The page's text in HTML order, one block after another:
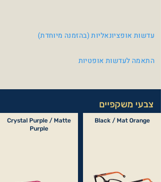
עדשות אופציונאליות (בהזמנה מיוחדת)
התאמה לעדשות אופטיות
צבעי משקפיים
Crystal Purple / Matte
Purple
Black / Mat Orange